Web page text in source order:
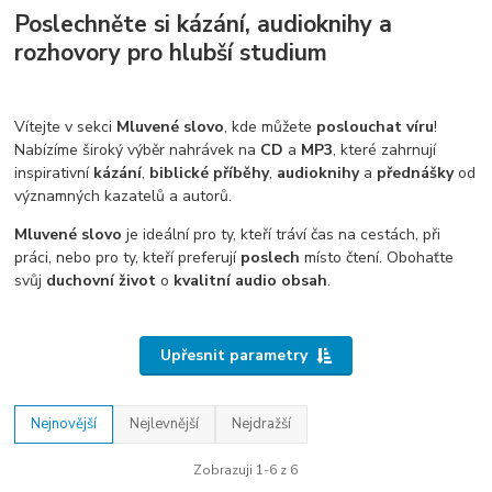
Poslechněte si kázání, audioknihy a
rozhovory pro hlubší studium
Vítejte v sekci Mluvené slovo, kde můžete poslouchat víru!
Nabízíme široký výběr nahrávek na CD a MP3, které zahrnují
inspirativní kázání, biblické příběhy, audioknihya přednáškyod
významných kazatelů a autorů.
Mluvené slovo je ideální pro ty, kteří tráví čas na cestách, při
práci, nebo pro ty, kteří preferují poslech místo čtení. Obohaťte
svůj duchovní život o kvalitní audio obsah.
Upřesnit parametry
Nejnovější Nejlevnější Nejdražší
Zobrazuji 1-6 z 6